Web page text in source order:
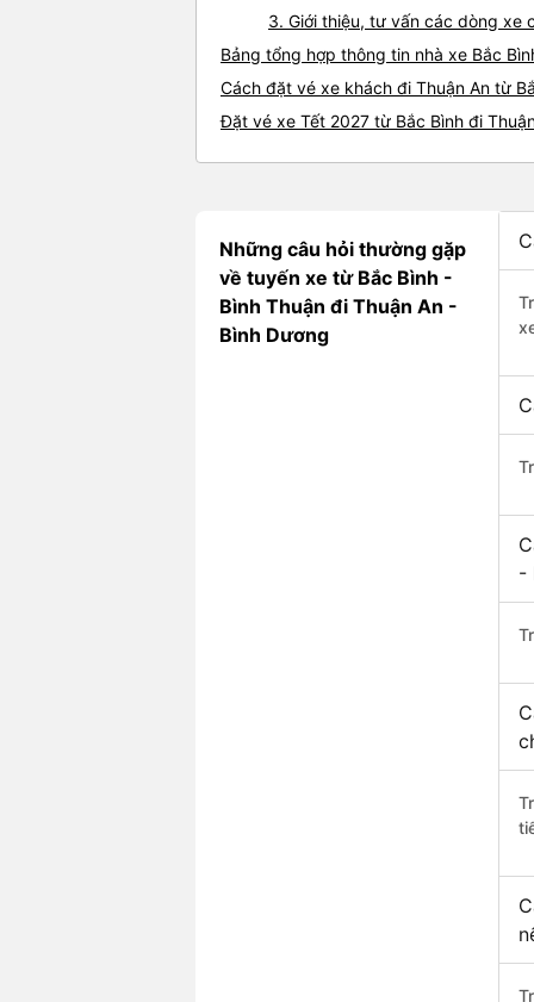
3. Giới thiệu, tư vấn các dòng xe
Bảng tổng hợp thông tin nhà xe Bắc
Cách đặt vé xe khách đi Thuận An từ
Đặt vé xe Tết 2027 từ Bắc Bình đi
Những câu hỏi thường gặp
về tuyến xe từ Bắc Bình -
Bình Thuận đi Thuận An -
Bình Dương
-